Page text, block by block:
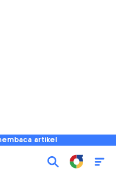
artikel